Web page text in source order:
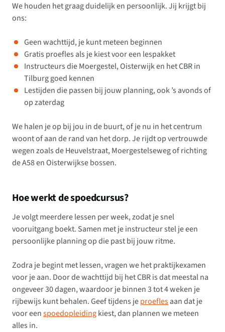
We houden het graag duidelijk en persoonlijk. Jij krijgt bij
ons:
Geen wachttijd, je kunt meteen beginnen
Gratis proefles als je kiest voor een lespakket
Instructeurs die Moergestel, Oisterwijk en het CBR in
Tilburg goed kennen
Lestijden die passen bij jouw planning, ook ’s avonds of
op zaterdag
We halen je op bij jou in de buurt, of je nu in het centrum
woont of aan de rand van het dorp. Je rijdt op vertrouwde
wegen zoals de Heuvelstraat, Moergestelseweg of richting
de A58 en Oisterwijkse bossen.
Hoe werkt de spoedcursus?
Je volgt meerdere lessen per week, zodat je snel
vooruitgang boekt. Samen met je instructeur stel je een
persoonlijke planning op die past bij jouw ritme.
Zodra je begint met lessen, vragen we het praktijkexamen
voor je aan. Door de wachttijd bij het CBR is dat meestal na
ongeveer 30 dagen, waardoor je binnen 3 tot 4 weken je
rijbewijs kunt behalen. Geef tijdens jeproeflesaan dat je
voor eenspoedopleidingkiest, dan plannen we meteen
alles in.